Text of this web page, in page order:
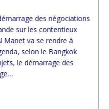
des négociations
sur les contentieux
va se rendre à
selon le Bangkok
le démarrage des